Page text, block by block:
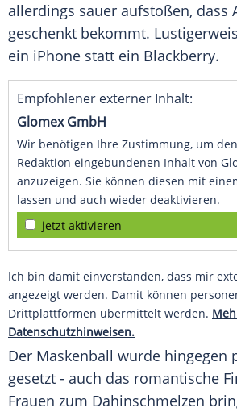
allerdings sauer aufstoßen, dass
geschenkt bekommt.
ein iPhone statt ein Blackberry.
Empfohlener externer Inhalt:
Glomex GmbH
Wir benötigen Ihre Zustimmung, um
Redaktion eingebundenen Inhalt von
anzuzeigen. Sie können diesen mit
lassen und auch wieder deaktivieren.
jetzt aktivieren
Ich bin damit einverstanden, dass mir
angezeigt werden. Damit können
Drittplattformen übermittelt werden.
Datenschutzhinweisen.
Der Maskenball wurde hingegen
gesetzt - auch das romantische
Frauen zum Dahinschmelzen